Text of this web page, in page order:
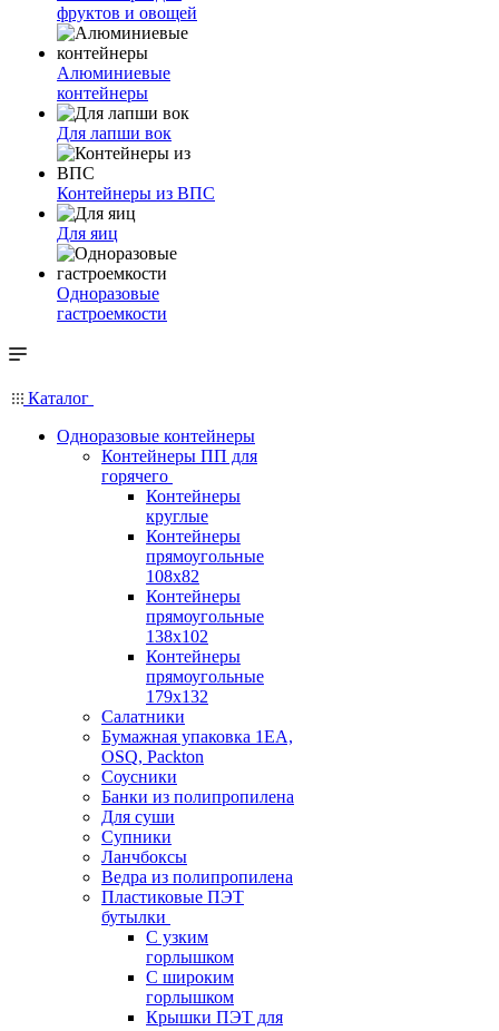
фруктов и овощей
Алюминиевые
контейнеры
Для лапши вок
Контейнеры из ВПС
Для яиц
Одноразовые
гастроемкости
Каталог
Одноразовые контейнеры
Контейнеры ПП для
горячего
Контейнеры
круглые
Контейнеры
прямоугольные
108х82
Контейнеры
прямоугольные
138х102
Контейнеры
прямоугольные
179х132
Салатники
Бумажная упаковка 1ЕА,
OSQ, Packton
Соусники
Банки из полипропилена
Для суши
Супники
Ланчбоксы
Ведра из полипропилена
Пластиковые ПЭТ
бутылки
С узким
горлышком
С широким
горлышком
Крышки ПЭТ для